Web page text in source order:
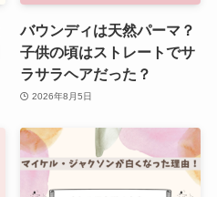
バウンディは天然パーマ？
子供の頃はストレートでサ
ラサラヘアだった？
2026年8月5日